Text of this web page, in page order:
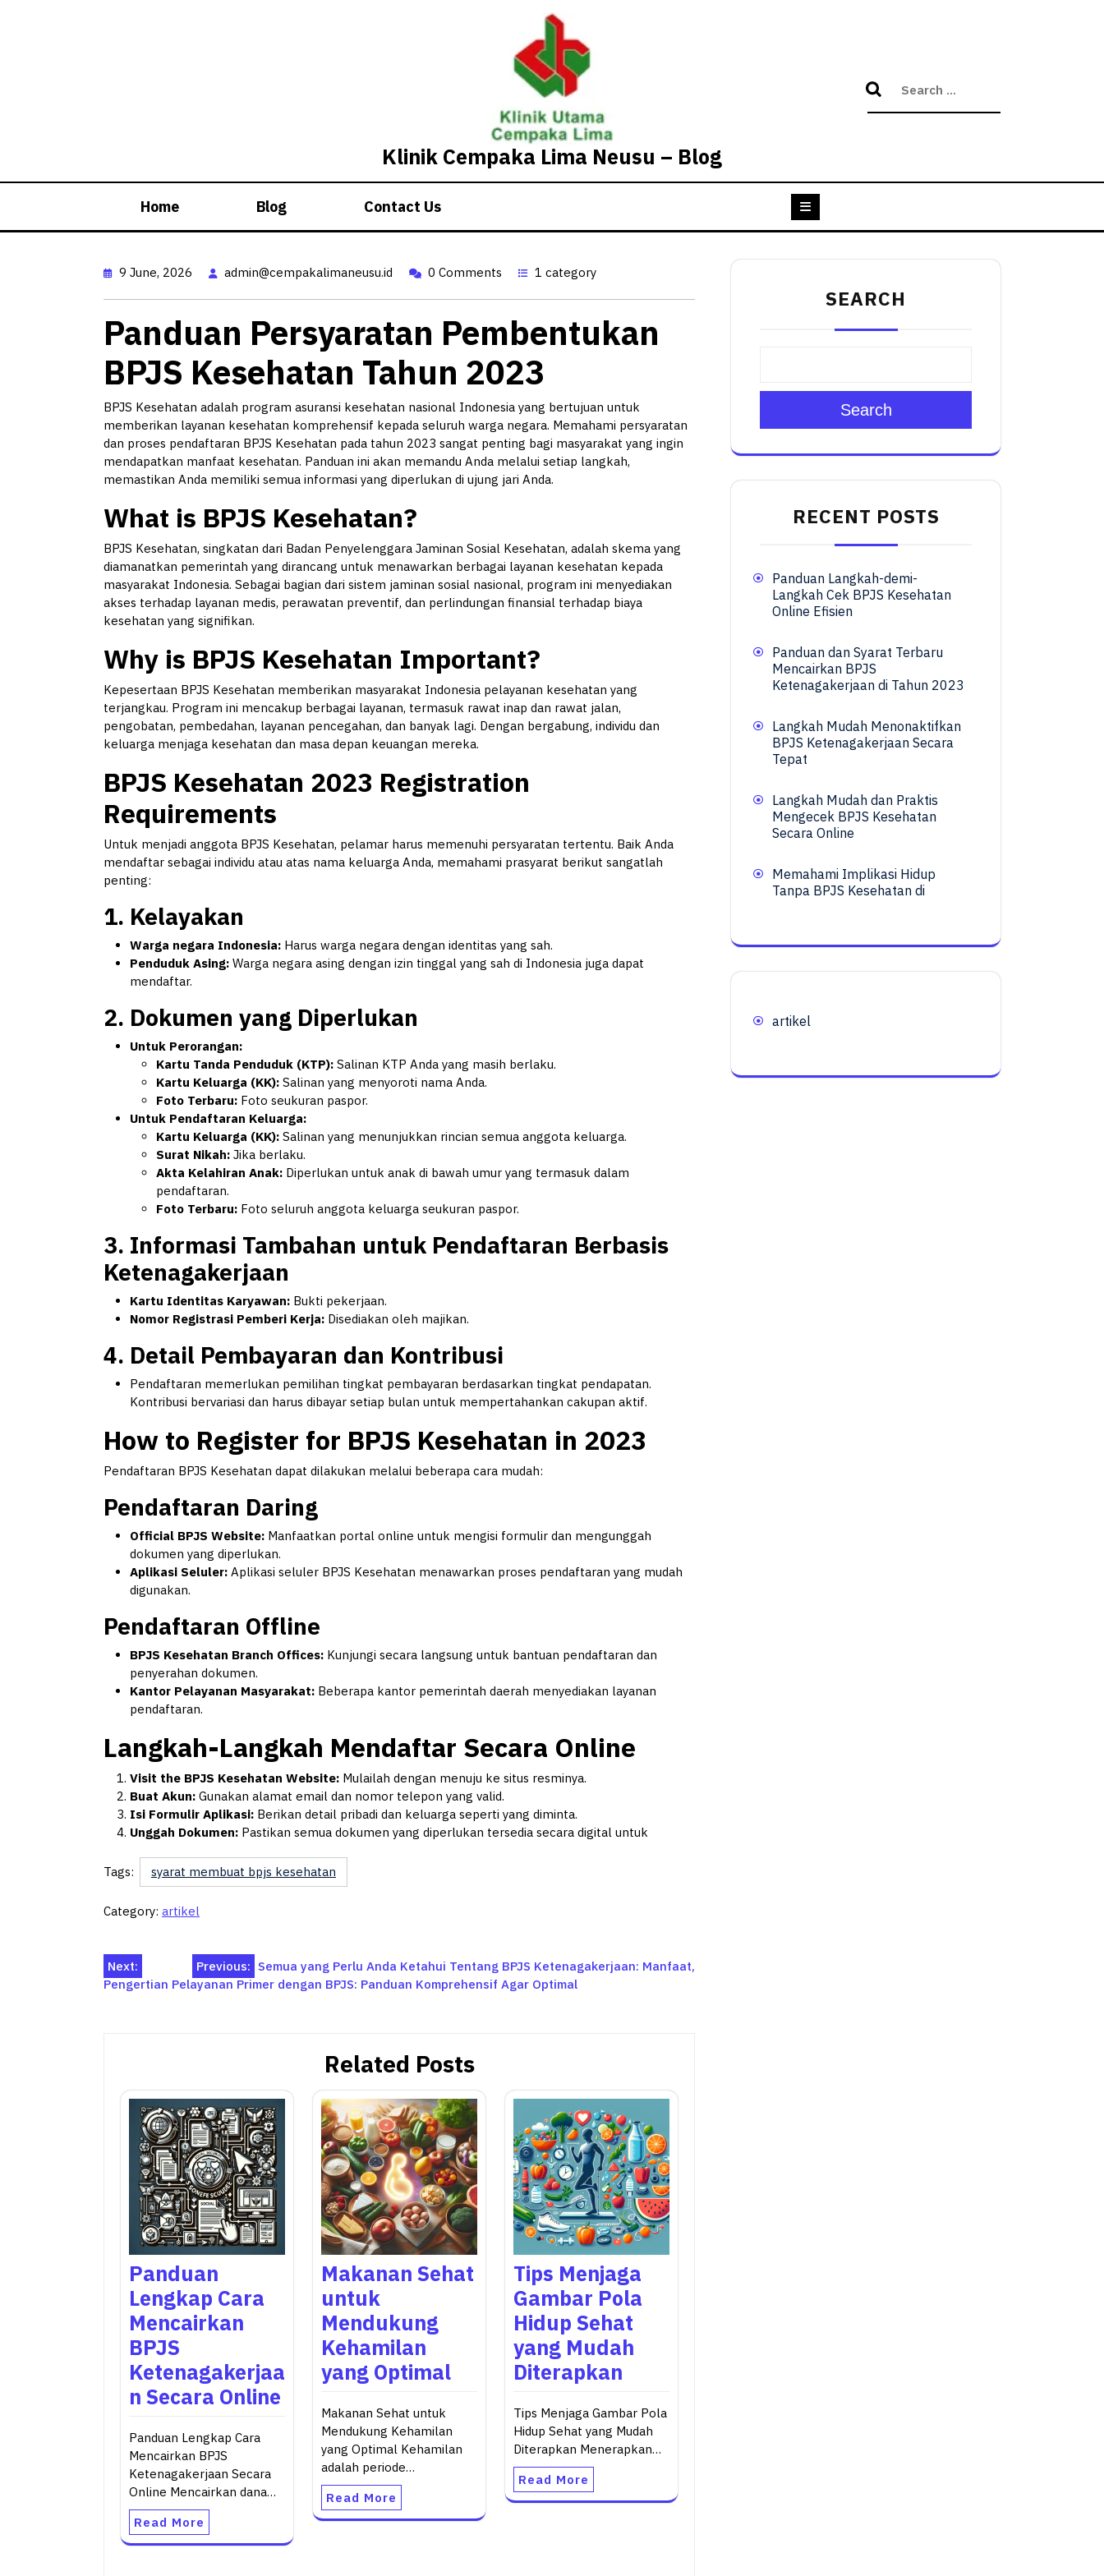
Klinik Cempaka Lima Neusu – Blog
Home Blog Contact Us
9 June, 2026 admin@cempakalimaneusu.id 0 Comments 1 category
Panduan Persyaratan Pembentukan
BPJS Kesehatan Tahun 2023
BPJS Kesehatan adalah program asuransi kesehatan nasional Indonesia yang bertujuan untuk
memberikan layanan kesehatan komprehensif kepada seluruh warga negara. Memahami persyaratan
dan proses pendaftaran BPJS Kesehatan pada tahun 2023 sangat penting bagi masyarakat yang ingin
mendapatkan manfaat kesehatan. Panduan ini akan memandu Anda melalui setiap langkah,
memastikan Anda memiliki semua informasi yang diperlukan di ujung jari Anda.
What is BPJS Kesehatan?
BPJS Kesehatan, singkatan dari Badan Penyelenggara Jaminan Sosial Kesehatan, adalah skema yang
diamanatkan pemerintah yang dirancang untuk menawarkan berbagai layanan kesehatan kepada
masyarakat Indonesia. Sebagai bagian dari sistem jaminan sosial nasional, program ini menyediakan
akses terhadap layanan medis, perawatan preventif, dan perlindungan finansial terhadap biaya
kesehatan yang signifikan.
Why is BPJS Kesehatan Important?
Kepesertaan BPJS Kesehatan memberikan masyarakat Indonesia pelayanan kesehatan yang
terjangkau. Program ini mencakup berbagai layanan, termasuk rawat inap dan rawat jalan,
pengobatan, pembedahan, layanan pencegahan, dan banyak lagi. Dengan bergabung, individu dan
keluarga menjaga kesehatan dan masa depan keuangan mereka.
BPJS Kesehatan 2023 Registration
Requirements
Untuk menjadi anggota BPJS Kesehatan, pelamar harus memenuhi persyaratan tertentu. Baik Anda
mendaftar sebagai individu atau atas nama keluarga Anda, memahami prasyarat berikut sangatlah
penting:
1. Kelayakan
Warga negara Indonesia: Harus warga negara dengan identitas yang sah.
Penduduk Asing: Warga negara asing dengan izin tinggal yang sah di Indonesia juga dapat
mendaftar.
2. Dokumen yang Diperlukan
Untuk Perorangan:
Kartu Tanda Penduduk (KTP): Salinan KTP Anda yang masih berlaku.
Kartu Keluarga (KK): Salinan yang menyoroti nama Anda.
Foto Terbaru: Foto seukuran paspor.
Untuk Pendaftaran Keluarga:
Kartu Keluarga (KK): Salinan yang menunjukkan rincian semua anggota keluarga.
Surat Nikah: Jika berlaku.
Akta Kelahiran Anak: Diperlukan untuk anak di bawah umur yang termasuk dalam
pendaftaran.
Foto Terbaru: Foto seluruh anggota keluarga seukuran paspor.
3. Informasi Tambahan untuk Pendaftaran Berbasis
Ketenagakerjaan
Kartu Identitas Karyawan: Bukti pekerjaan.
Nomor Registrasi Pemberi Kerja: Disediakan oleh majikan.
4. Detail Pembayaran dan Kontribusi
Pendaftaran memerlukan pemilihan tingkat pembayaran berdasarkan tingkat pendapatan.
Kontribusi bervariasi dan harus dibayar setiap bulan untuk mempertahankan cakupan aktif.
How to Register for BPJS Kesehatan in 2023
Pendaftaran BPJS Kesehatan dapat dilakukan melalui beberapa cara mudah:
Pendaftaran Daring
Official BPJS Website: Manfaatkan portal online untuk mengisi formulir dan mengunggah
dokumen yang diperlukan.
Aplikasi Seluler: Aplikasi seluler BPJS Kesehatan menawarkan proses pendaftaran yang mudah
digunakan.
Pendaftaran Offline
BPJS Kesehatan Branch Offices: Kunjungi secara langsung untuk bantuan pendaftaran dan
penyerahan dokumen.
Kantor Pelayanan Masyarakat: Beberapa kantor pemerintah daerah menyediakan layanan
pendaftaran.
Langkah-Langkah Mendaftar Secara Online
Visit the BPJS Kesehatan Website: Mulailah dengan menuju ke situs resminya.
Buat Akun: Gunakan alamat email dan nomor telepon yang valid.
Isi Formulir Aplikasi: Berikan detail pribadi dan keluarga seperti yang diminta.
Unggah Dokumen: Pastikan semua dokumen yang diperlukan tersedia secara digital untuk
Tags: syarat membuat bpjs kesehatan
Category: artikel
Post
Previous: Semua yang Perlu Anda Ketahui Tentang BPJS Ketenagakerjaan: Manfaat,
Next:
Pengertian Pelayanan Primer dengan BPJS: Panduan Komprehensif Agar Optimal
Related Posts
Panduan
Lengkap Cara
Mencairkan
BPJS
Ketenagakerjaa
n Secara Online
Panduan Lengkap Cara
Mencairkan BPJS
Ketenagakerjaan Secara
Online Mencairkan dana…
Read More
Makanan Sehat
untuk
Mendukung
Kehamilan
yang Optimal
Makanan Sehat untuk
Mendukung Kehamilan
yang Optimal Kehamilan
adalah periode…
Read More
Tips Menjaga
Gambar Pola
Hidup Sehat
yang Mudah
Diterapkan
Tips Menjaga Gambar Pola
Hidup Sehat yang Mudah
Diterapkan Menerapkan…
Read More
SEARCH
Search
RECENT POSTS
Panduan Langkah-demi-
Langkah Cek BPJS Kesehatan
Online Efisien
Panduan dan Syarat Terbaru
Mencairkan BPJS
Ketenagakerjaan di Tahun 2023
Langkah Mudah Menonaktifkan
BPJS Ketenagakerjaan Secara
Tepat
Langkah Mudah dan Praktis
Mengecek BPJS Kesehatan
Secara Online
Memahami Implikasi Hidup
Tanpa BPJS Kesehatan di
artikel